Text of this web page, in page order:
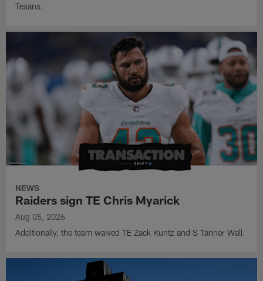
Texans.
NEWS
Raiders sign TE Chris Myarick
Aug 05, 2026
Additionally, the team waived TE Zack Kuntz and S Tanner Wall.